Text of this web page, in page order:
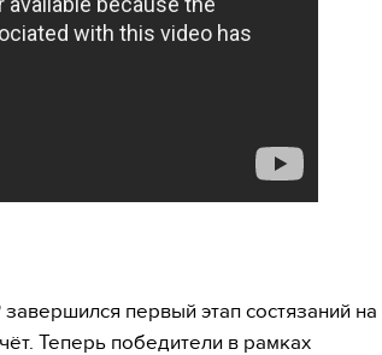
первый этап состязаний на
Теперь победители в рамках